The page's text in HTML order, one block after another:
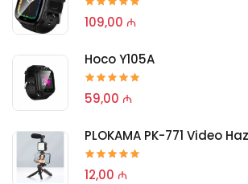
109,00 ₼
Hoco Y105A
59,00 ₼
PLOKAMA PK-771 Video
12,00 ₼